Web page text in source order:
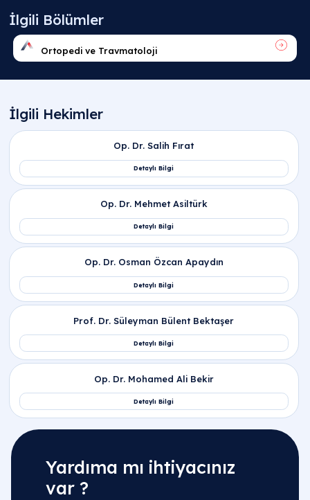
Yardıma mı ihtiyacınız
var ?